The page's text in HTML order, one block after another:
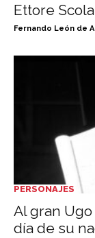
Ettore
Fernando León de
PERSONAJES
Al gran
día de su